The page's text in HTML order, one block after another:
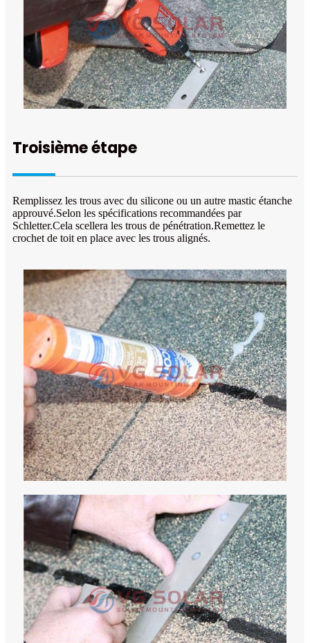
Troisième étape
Remplissez les trous avec du silicone ou un autre mastic étanche
approuvé.Selon les spécifications recommandées par
Schletter.Cela scellera les trous de pénétration.Remettez le
crochet de toit en place avec les trous alignés.